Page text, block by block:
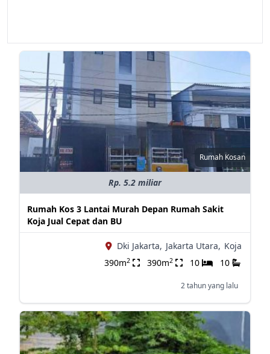
Rumah Kosan
Rp. 5.2 miliar
Rumah Kos 3 Lantai Murah Depan Rumah Sakit
Koja Jual Cepat dan BU
Dki Jakarta, Jakarta Utara, Koja
390m2 390m2 10 10
2 tahun yang lalu